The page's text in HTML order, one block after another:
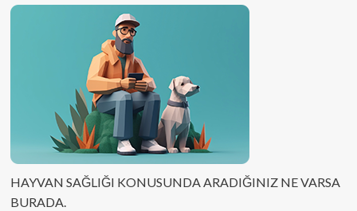
HAYVAN SAĞLIĞI KONUSUNDA ARADIĞINIZ NE VARSA
BURADA.